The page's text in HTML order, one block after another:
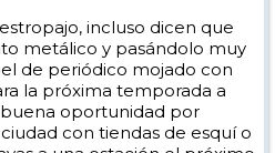
incluso dicen que
metálico y pasándolo muy
de periódico mojado con
la próxima temporada a
oportunidad por
con tiendas de esquí o